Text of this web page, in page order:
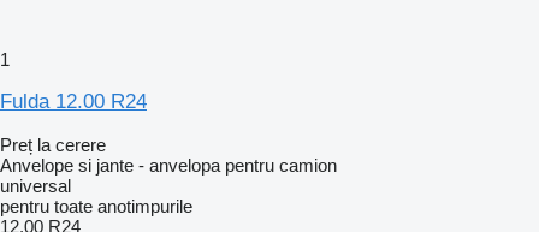
1
Fulda 12.00 R24
Preț la cerere
Anvelope si jante - anvelopa pentru camion
universal
pentru toate anotimpurile
12.00 R24